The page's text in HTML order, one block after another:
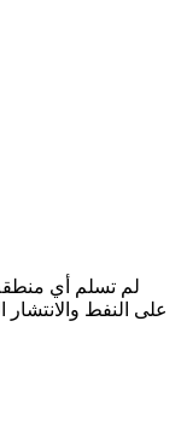
على النفط